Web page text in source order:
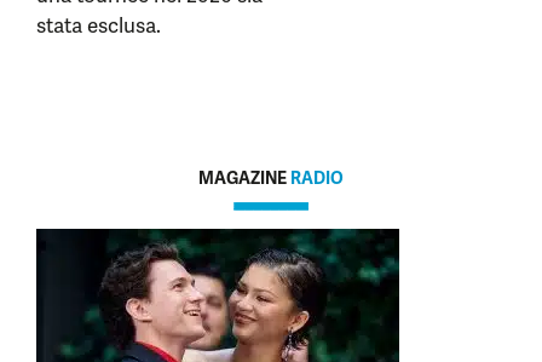
stata esclusa.
MAGAZINE RADIO